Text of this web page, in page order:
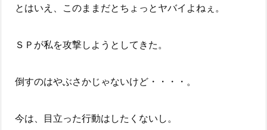
とはいえ、このままだとちょっとヤバイよねぇ。
ＳＰが私を攻撃しようとしてきた。
倒すのはやぶさかじゃないけど・・・・。
今は、目立った行動はしたくないし。